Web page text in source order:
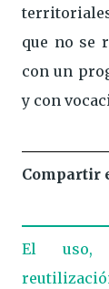
que no se
con un
y con
Compartir
El uso,